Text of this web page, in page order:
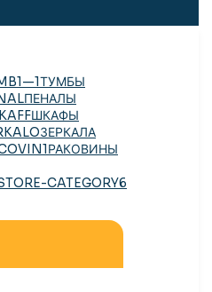
ТУМБЫ
ПЕНАЛЫ
ШКАФЫ
ЗЕРКАЛА
РАКОВИНЫ